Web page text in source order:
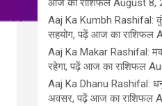
आज का राशिफल August 8,
Aaj Ka Kumbh Rashifal: कुंभ
सहयोग, पढ़ें आज का राशिफल
Aaj Ka Makar Rashifal:
रहेगा, पढ़ें आज का राशिफल
Aaj Ka Dhanu Rashifal:
अवसर, पढ़ें आज का राशिफल